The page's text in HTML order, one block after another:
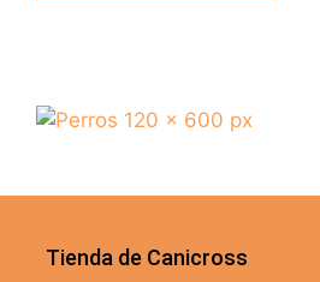
Tienda de Canicross